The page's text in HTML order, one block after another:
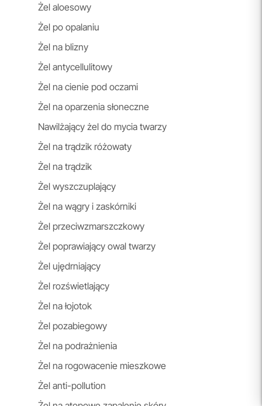
Żel aloesowy
Żel po opalaniu
Żel na blizny
Żel antycellulitowy
Żel na cienie pod oczami
Żel na oparzenia słoneczne
Nawilżający żel do mycia twarzy
Żel na trądzik różowaty
Żel na trądzik
Żel wyszczuplający
Żel na wągry i zaskórniki
Żel przeciwzmarszczkowy
Żel poprawiający owal twarzy
Żel ujędrniający
Żel rozświetlający
Żel na łojotok
Żel pozabiegowy
Żel na podrażnienia
Żel na rogowacenie mieszkowe
Żel anti-pollution